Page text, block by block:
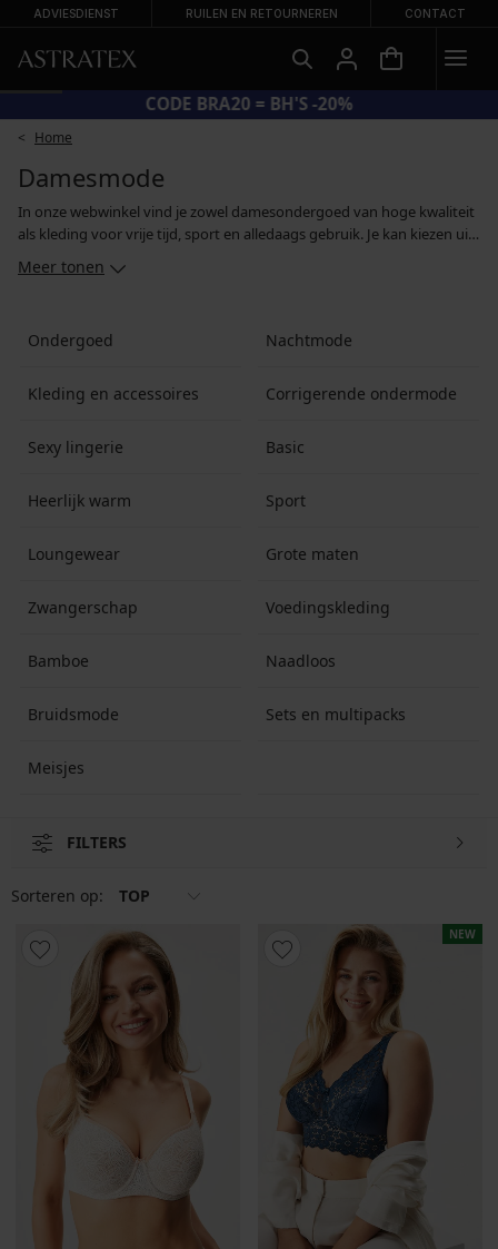
ADVIESDIENST RUILEN EN RETOURNEREN CONTACT
CODE BRA20 = BH'S -20%
Home
Damesmode
In onze webwinkel vind je zowel damesondergoed van hoge kwaliteit
als kleding voor vrije tijd, sport en alledaags gebruik. Je kan kiezen uit
shirts en sweatshirts met merknamen en functionele kleding. Ons
kleding van de hoogste kwaliteit, van gerenommeerde fabrikanten.
Meer tonen
Ondergoed Nachtmode
Kleding en accessoires Corrigerende ondermode
Sexy lingerie Basic
Heerlijk warm Sport
Loungewear Grote maten
Zwangerschap Voedingskleding
Bamboe Naadloos
Bruidsmode Sets en multipacks
Meisjes
FILTERS
Sorteren op: TOP
NEW